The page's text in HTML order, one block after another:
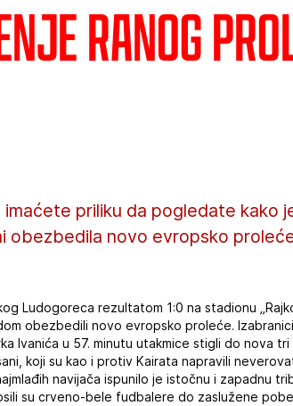
ranog
imaćete priliku da pogledate kako
obezbedila novo evropsko
Ludogoreca rezultatom 1:0 na stadionu
obezbedili novo evropsko proleće.
Ivanića u 57. minutu utakmice stigli do nova
koji su kao i protiv Kairata napravili
navijača ispunilo je istočnu i zapadnu
su crveno-bele fudbalere do zaslužene